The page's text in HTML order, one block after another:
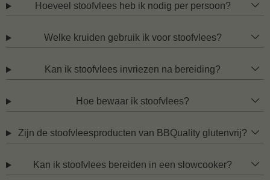
Hoeveel stoofvlees heb ik nodig per persoon?
Welke kruiden gebruik ik voor stoofvlees?
Kan ik stoofvlees invriezen na bereiding?
Hoe bewaar ik stoofvlees?
Zijn de stoofvleesproducten van BBQuality glutenvrij?
Kan ik stoofvlees bereiden in een slowcooker?